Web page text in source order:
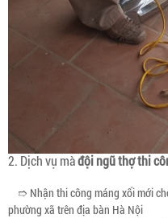
2. Dịch vụ màđội ngũ thợ thi
➱ Nhận thi công máng xối mới
phường xã trên địa bàn Hà Nội